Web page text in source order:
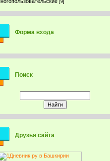
[9]
Форма входа
Поиск
Друзья сайта